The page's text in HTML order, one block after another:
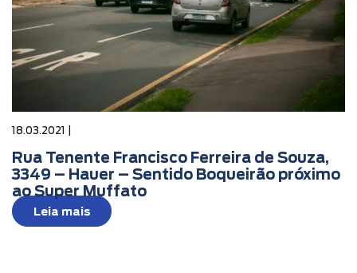
18.03.2021 |
Rua Tenente Francisco Ferreira de Souza,
3349 – Hauer – Sentido Boqueirão próximo
ao Super Muffato
Leia mais